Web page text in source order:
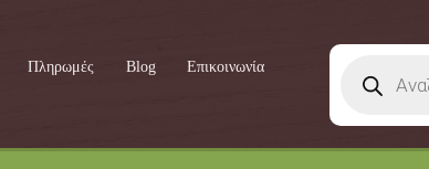
Πληρωμές Blog Επικοινωνία
search